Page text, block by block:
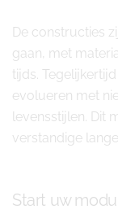
De constructies
gaan, met
tijds.
evolueren met
levensstijlen. Dit
verstandige
Start uw